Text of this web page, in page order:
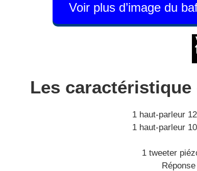
Voir plus d’image du
Les
1 haut-parleur
1 haut-parleur
1 tweeter